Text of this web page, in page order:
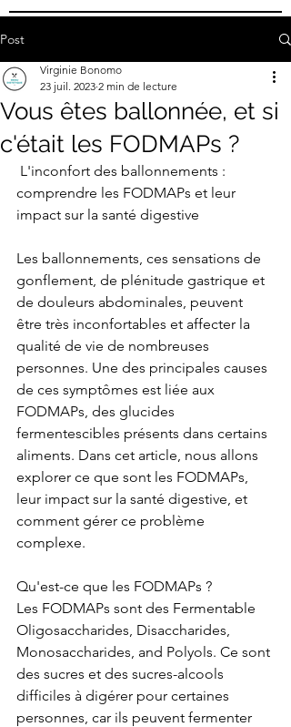
Post
Vous êtes ballonnée, et si
c'était les FODMAPs ?
Virginie Bonomo
23 juil. 2023 2 min de lecture
comprendre les FODMAPs et leur
impact sur la santé digestive
Les ballonnements, ces sensations de
gonflement, de plénitude gastrique et
de douleurs abdominales, peuvent
être très inconfortables et affecter la
qualité de vie de nombreuses
personnes. Une des principales causes
de ces symptômes est liée aux
FODMAPs, des glucides
fermentescibles présents dans certains
aliments. Dans cet article, nous allons
explorer ce que sont les FODMAPs,
leur impact sur la santé digestive, et
comment gérer ce problème
complexe.
Qu'est-ce que les FODMAPs ?
Les FODMAPs sont des Fermentable
Oligosaccharides, Disaccharides,
Monosaccharides, and Polyols. Ce sont
des sucres et des sucres-alcools
difficiles à digérer pour certaines
personnes, car ils peuvent fermenter